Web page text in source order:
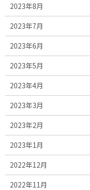
2023年8月
2023年7月
2023年6月
2023年5月
2023年4月
2023年3月
2023年2月
2023年1月
2022年12月
2022年11月